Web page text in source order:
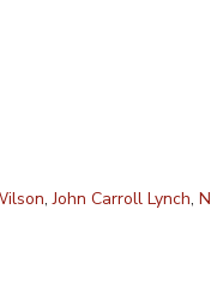
John Carroll Lynch